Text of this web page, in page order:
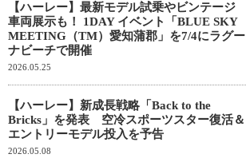
【ハーレー】最新モデル試乗やビンテージ
車両展示も！ 1DAY イベント「BLUE SKY
MEETING（TM）愛知蒲郡」を7/4にラグー
ナビーチで開催
2026.05.25
【ハーレー】新成長戦略「Back to the
Bricks」を発表 空冷スポーツスター復活＆
エントリーモデル投入を予告
2026.05.08